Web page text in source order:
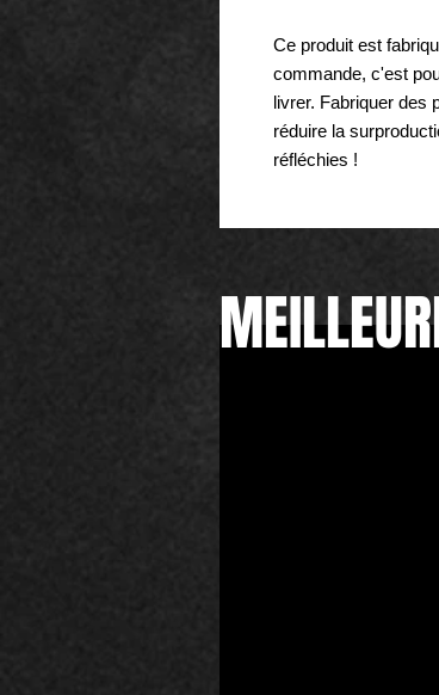
Ce produit est
commande, c'est
livrer. Fabriquer des
réduire la
réfléchies !